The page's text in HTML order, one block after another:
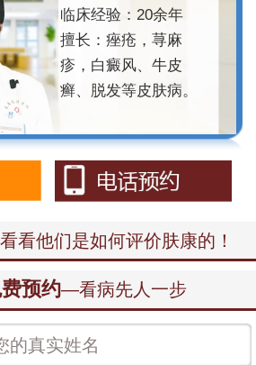
临床经验：20余年
擅长：痤疮，荨麻
疹，白癜风、牛皮
癣、脱发等皮肤病。
看他们是如何评价肤康的！
预约—看病先人一步